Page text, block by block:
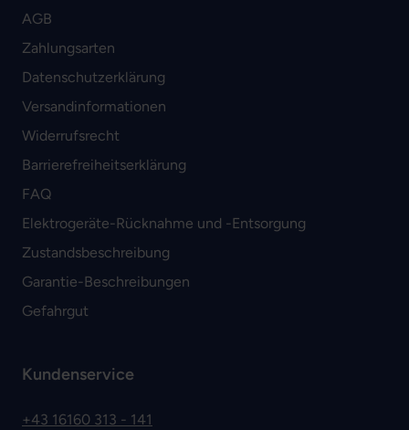
AGB
Zahlungsarten
Datenschutzerklärung
Versandinformationen
Widerrufsrecht
Barrierefreiheitserklärung
FAQ
Elektrogeräte-Rücknahme und -Entsorgung
Zustandsbeschreibung
Garantie-Beschreibungen
Gefahrgut
Kundenservice
+43 16160 313 - 141